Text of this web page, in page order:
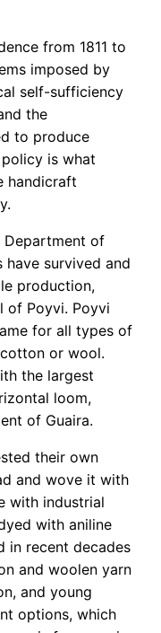
from 1811 to
imposed by
self-sufficiency
the
to produce
is what
handicraft
Department of
have survived and
production,
of Poyvi. Poyvi
for all types of
or wool.
the largest
loom,
of Guaira.
their own
and wove it with
with industrial
with aniline
in recent decades
and woolen yarn
and young
options, which